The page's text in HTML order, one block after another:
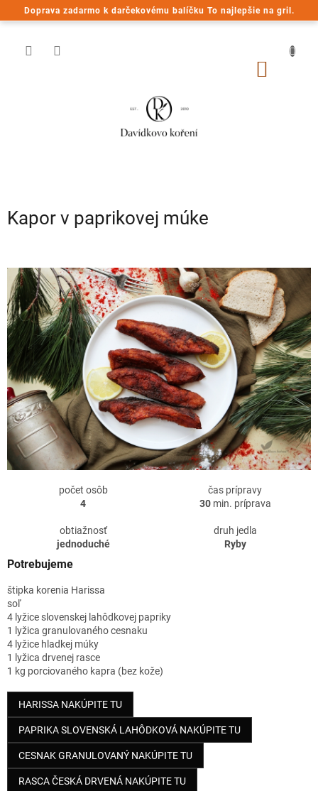
Doprava zadarmo k darčekovému balíčku To najlepšie na gril.
Prejsť
na
Kapor v paprikovej múke
počet osôb
4
čas prípravy
30min. príprava
obtiažnosť
jednoduché
druh jedla
Ryby
Potrebujeme
štipka korenia Harissa
soľ
4 lyžice slovenskej lahôdkovej papriky
1 lyžica granulovaného cesnaku
4 lyžice hladkej múky
1 lyžica drvenej rasce
1 kg porciovaného kapra (bez kože)
HARISSA NAKÚPITE TU
PAPRIKA SLOVENSKÁ LAHÔDKOVÁ NAKÚPITE TU
CESNAK GRANULOVANÝ NAKÚPITE TU
RASCA ČESKÁ DRVENÁ NAKÚPITE TU